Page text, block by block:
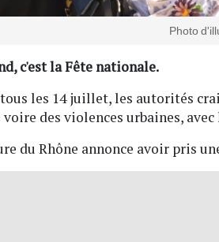
Photo
c'est la Fête nationale.
les 14 juillet, les autorités
voire des violences urbaines,
du Rhône annonce avoir pris